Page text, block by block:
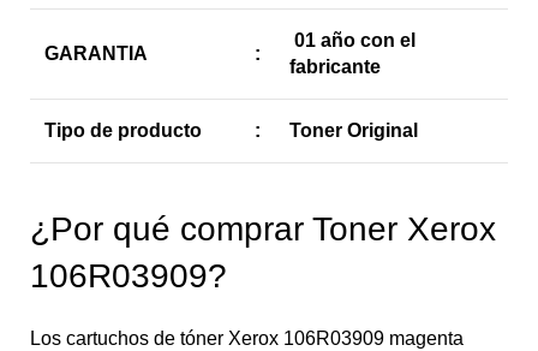
GARANTIA :
01 año con el
fabricante
Tipo de producto : Toner Original
¿Por qué comprar Toner Xerox
106R03909?
Los cartuchos de tóner Xerox 106R03909 magenta